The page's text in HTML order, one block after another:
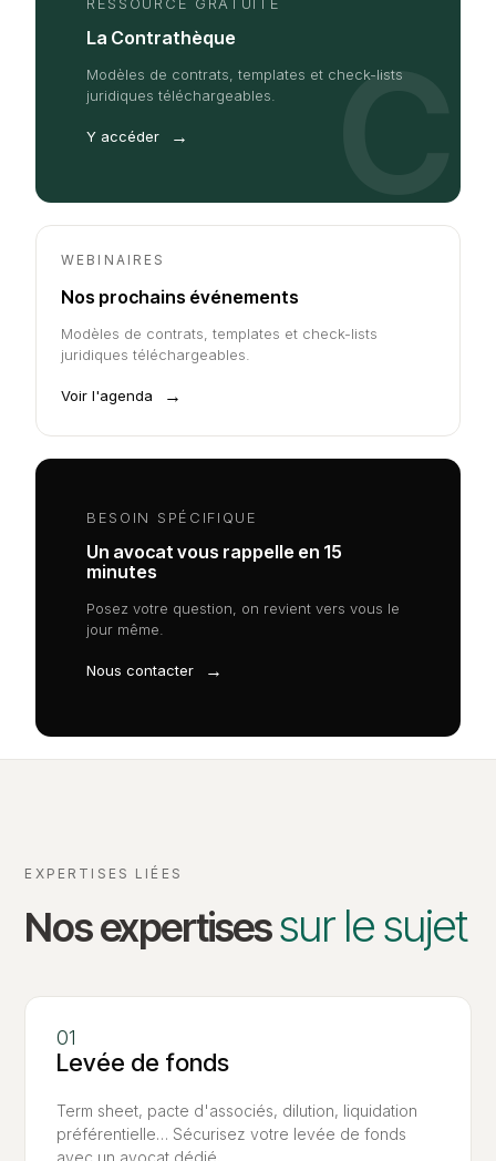
La Contrathèque
Modèles de contrats, templates et check-lists
juridiques téléchargeables.
Y accéder → C
WEBINAIRES
Nos prochains événements
Modèles de contrats, templates et check-lists
juridiques téléchargeables.
Voir l'agenda →
BESOIN SPÉCIFIQUE
Un avocat vous rappelle en 15
minutes
Posez votre question, on revient vers vous le
jour même.
Nous contacter →
EXPERTISES LIÉES
Nos expertisessur le sujet
Levée de fonds
Term sheet, pacte d'associés, dilution, liquidation
préférentielle… Sécurisez votre levée de fonds